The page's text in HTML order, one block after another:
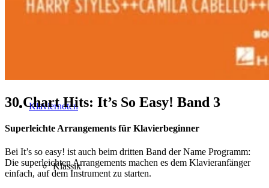
Klaviernoten
Klassik
30 Chart Hits: It’s So Easy! Band 3
Superleichte Arrangements für Klavierbeginner
Bei It’s so easy! ist auch beim dritten Band der Name Programm:
Die superleichten Arrangements machen es dem Klavieranfänger
einfach, auf dem Instrument zu starten.